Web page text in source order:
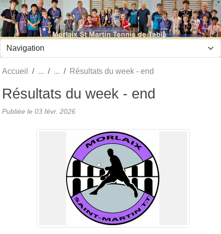
Accueil Résultats du week - end
Résultats du week - end
Publiée le 03 févr. 2026
Panneau de gestion des cookies